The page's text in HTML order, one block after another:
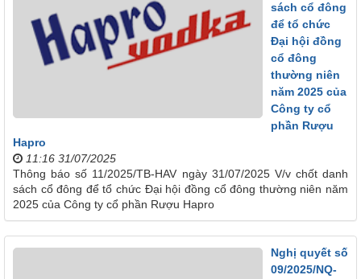
sách cổ đông
để tổ chức
Đại hội đồng
cổ đông
thường niên
năm 2025 của
Công ty cổ
phần Rượu
Hapro
11:16 31/07/2025
Thông báo số 11/2025/TB-HAV ngày 31/07/2025 V/v chốt danh
sách cổ đông để tổ chức Đại hội đồng cổ đông thường niên năm
2025 của Công ty cổ phần Rượu Hapro
Nghị quyết số
09/2025/NQ-